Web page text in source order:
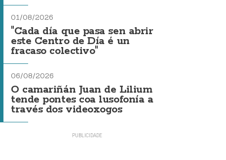
01/08/2026
"Cada día que pasa sen abrir
este Centro de Día é un
fracaso colectivo"
06/08/2026
O camariñán Juan de Lilium
tende pontes coa lusofonía a
través dos videoxogos